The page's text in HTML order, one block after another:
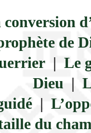
conversion
de
| Le
Dieu |
|
du